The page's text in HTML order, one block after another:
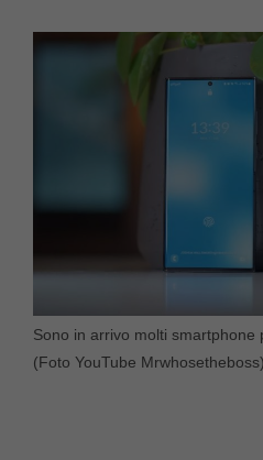
Sono in arrivo molti smartphone
(Foto YouTube